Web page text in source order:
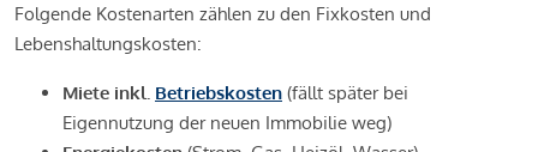
Folgende Kostenarten zählen zu den Fixkosten und
Lebenshaltungskosten:
Miete inkl. Betriebskosten (fällt später bei
Eigennutzung der neuen Immobilie weg)